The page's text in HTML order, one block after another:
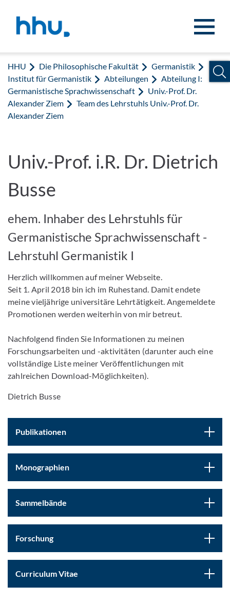
HHU Die Philosophische Fakultät
Germanistik
Institut für Germanistik
Abteilungen
Abteilung I:
Germanistische Sprachwissenschaft
Univ.-Prof. Dr.
Alexander Ziem
Team des Lehrstuhls Univ.-Prof. Dr.
Alexander Ziem
Univ.-Prof. i.R. Dr. Dietrich
Busse
ehem. Inhaber des Lehrstuhls für
Germanistische Sprachwissenschaft -
Lehrstuhl Germanistik I
Herzlich willkommen auf meiner Webseite.
Seit 1. April 2018 bin ich im Ruhestand. Damit endete
meine vieljährige universitäre Lehrtätigkeit. Angemeldete
Promotionen werden weiterhin von mir betreut.
Nachfolgend finden Sie Informationen zu meinen
Forschungsarbeiten und -aktivitäten (darunter auch eine
vollständige Liste meiner Veröffentlichungen mit
zahlreichen Download-Möglichkeiten).
Dietrich Busse
Publikationen
Monographien
Sammelbände
Forschung
Curriculum Vitae